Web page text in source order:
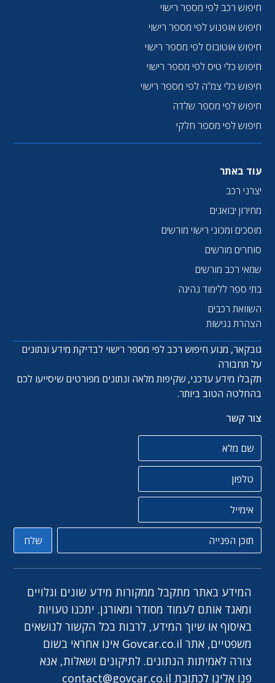
חיפוש רכב לפי מספר רישוי
חיפוש אופנוע לפי מספר רישוי
חיפוש אוטובוס לפי מספר רישוי
חיפוש כלי טיס לפי מספר רישוי
חיפוש כלי צמ”ה לפי מספר רישוי
חיפוש לפי מספר שלדה
חיפוש לפי מספר חלקי
עוד באתר
יצרני רכב
מחירון יבואנים
מוסכים ומכוני רישוי מורשים
סוחרים מורשים
שמאי רכב מורשים
בתי ספר ללימוד נהיגה
השוואת רכבים
הצהרת נגישות
גובקאר, מנוע חיפוש רכב לפי מספר רישוי לבדיקת מידע ונתונים
על תחבורה
תקבלו מידע עדכני, שקיפות מלאה ונתונים מפורטים שיסייעו לכם
בהחלטה הטוב ביותר.
צור קשר
טלפון
שלח
המידע באתר מתקבל ממקורות מידע שונים וגלויים
ומאגד אותם לעמוד מסודר ומאורגן. יתכנו טעויות
באיסוף או שיוך המידע, לרבות בכל הקשור לנושאים
משפטיים, אתר Govcar.co.il אינו אחראי בשום
צורה לאמיתות הנתונים. לתיקונים ושאלות, אנא
פנו אלינו לכתובת contact@govcar.co.il